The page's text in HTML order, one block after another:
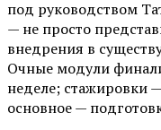
под руководством
— не просто
внедрения в
Очные модули
неделе; стажировки
основное —